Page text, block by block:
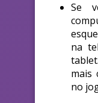
Se
na
mais
no